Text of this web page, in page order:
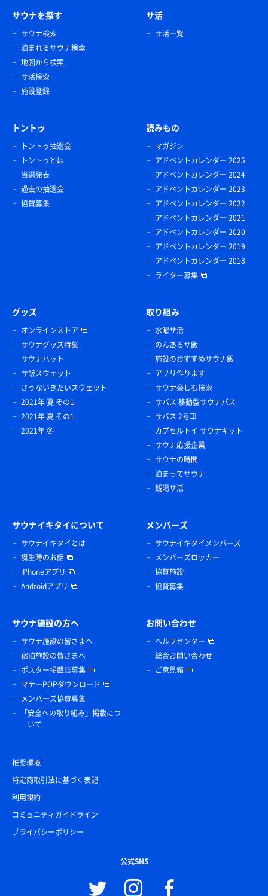
サウナを探す
サウナ検索
泊まれるサウナ検索
地図から検索
サ活検索
施設登録
サ活
サ活一覧
トントゥ
トントゥ抽選会
トントゥとは
当選発表
過去の抽選会
協賛募集
読みもの
マガジン
アドベントカレンダー 2025
アドベントカレンダー 2024
アドベントカレンダー 2023
アドベントカレンダー 2022
アドベントカレンダー 2021
アドベントカレンダー 2020
アドベントカレンダー 2019
アドベントカレンダー 2018
ライター募集
グッズ
オンラインストア
サウナグッズ特集
サウナハット
サ飯スウェット
さうないきたいスウェット
2021年 夏 その1
2021年 夏 その1
2021年 冬
取り組み
水曜サ活
のんあるサ飯
施設のおすすめサウナ飯
アプリ作ります
サウナ楽しむ検索
サバス 移動型サウナバス
サバス 2号車
カプセルトイ サウナキット
サウナ応援企業
サウナの時間
泊まってサウナ
銭湯サ活
サウナイキタイについて
サウナイキタイとは
誕生時のお話
iPhoneアプリ
Androidアプリ
メンバーズ
サウナイキタイメンバーズ
メンバーズロッカー
協賛施設
協賛募集
サウナ施設の方へ
サウナ施設の皆さまへ
宿泊施設の皆さまへ
ポスター掲載店募集
マナーPOPダウンロード
メンバーズ協賛募集
「安全への取り組み」掲載につ
いて
お問い合わせ
ヘルプセンター
総合お問い合わせ
ご意見箱
推奨環境
特定商取引法に基づく表記
利用規約
コミュニティガイドライン
プライバシーポリシー
公式SNS